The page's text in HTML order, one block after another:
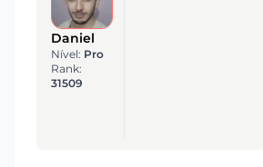
Daniel
Nível: Pro
Rank:
31509